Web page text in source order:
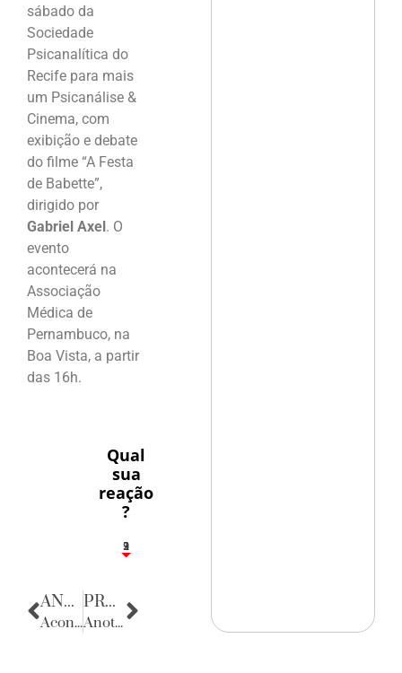
sábado da
Sociedade
Psicanalítica do
Recife para mais
um Psicanálise &
Cinema, com
exibição e debate
do filme “A Festa
de Babette”,
dirigido por
Gabriel Axel. O
evento
acontecerá na
Associação
Médica de
Pernambuco, na
Boa Vista, a partir
das 16h.
Qual
sua
reação
?
3
1
2
9
ANTERIOR
Acontecências
PRÓXIMA
Anotações do Cotidiano